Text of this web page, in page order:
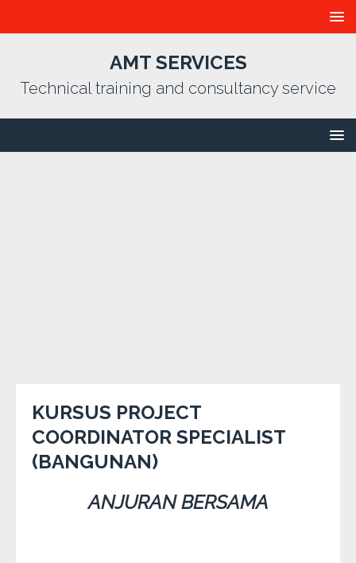
AMT SERVICES
Technical training and consultancy service
KURSUS PROJECT
COORDINATOR SPECIALIST
(BANGUNAN)
ANJURAN BERSAMA